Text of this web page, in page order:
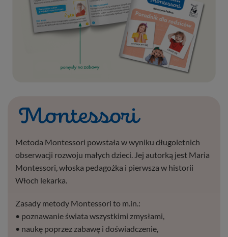
Metoda Montessori powstała w wyniku długoletnich
obserwacji rozwoju małych dzieci. Jej autorką jest Maria
Montessori, włoska pedagożka i pierwsza w historii
Włoch lekarka.
Zasady metody Montessori to m.in.:
• poznawanie świata wszystkimi zmysłami,
• naukę poprzez zabawę i doświadczenie,